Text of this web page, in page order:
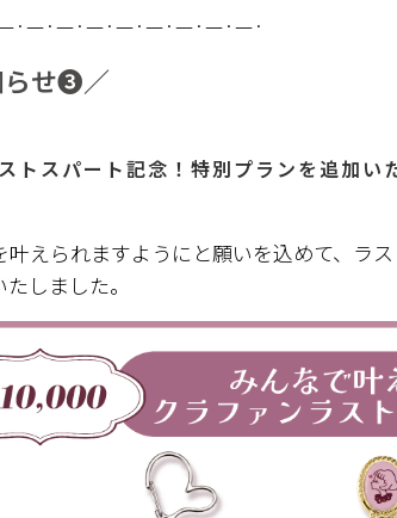
らせ❸／
トスパート記念！特別プランを追加い
叶えられますようにと願いを込めて、ラ
しました。